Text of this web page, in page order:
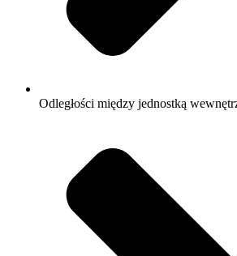
Odległości między jednostką